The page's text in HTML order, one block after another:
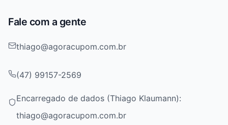
Fale com a gente
thiago@agoracupom.com.br
(47) 99157-2569
Encarregado de dados (Thiago Klaumann):
thiago@agoracupom.com.br